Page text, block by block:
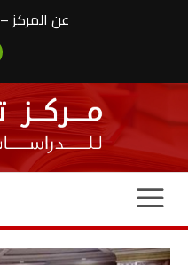
عن المركز–